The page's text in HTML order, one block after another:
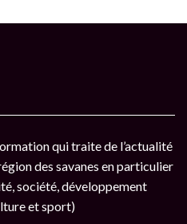
qui traite de l’actualité
des savanes en particulier
société, développement
et sport)